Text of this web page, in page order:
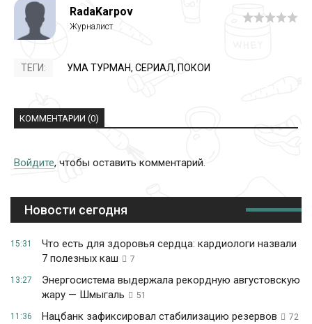
RadaKarpov
ТЕГИ: УМА ТУРМАН, СЕРИАЛ, ПОКОИ
КОММЕНТАРИИ (0)
Войдите, чтобы оставить комментарий.
Новости сегодня
15:31
Что есть для здоровья сердца: кардиологи назвали
7 полезных каш
7
13:27
Энергосистема выдержала рекордную августовскую
жару — Шмыгаль
51
11:36 Нацбанк зафиксировал стабилизацию резервов 72